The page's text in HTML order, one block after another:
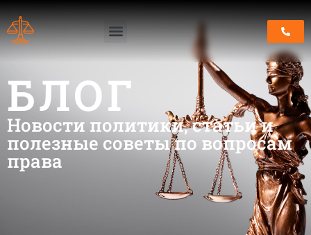
БЛОГ
Новости политики, статьи и
полезные советы по вопросам
права